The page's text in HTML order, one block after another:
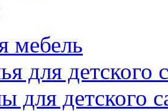
мебель
для детского
для детского